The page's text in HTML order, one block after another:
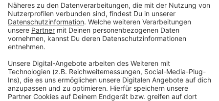
TÜV Nord: Welche Gründe für die
Verzögerungen sorgen
Anzeige
LautTÜV Nordgibt es einige Gründe, die aktuell zu
den langen Wartezeiten führen. Beispielsweise der
TÜV selbst ist von Streiks betroffen gewesen. Zudem